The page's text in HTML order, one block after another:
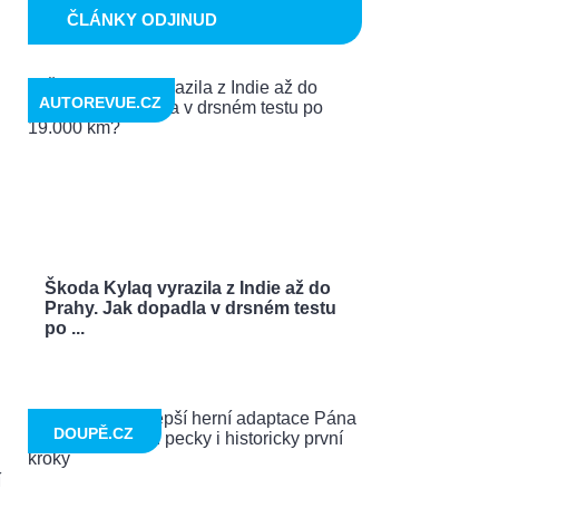
ČLÁNKY ODJINUD
Škoda Kylaq vyrazila z Indie až do
Prahy. Jak dopadla v drsném testu
po ...
AUTOREVUE.CZ
DOUPĚ.CZ